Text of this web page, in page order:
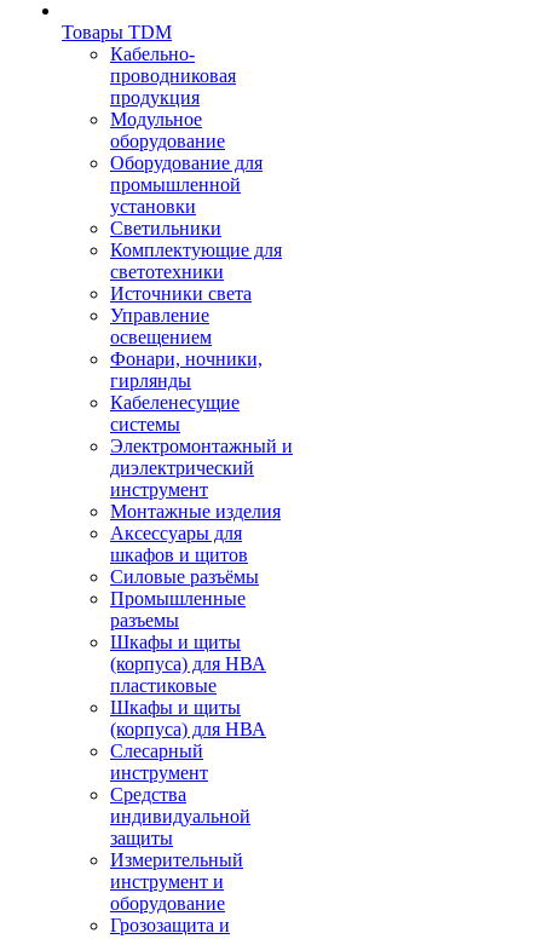
Товары TDM
Кабельно-
проводниковая
продукция
Модульное
оборудование
Оборудование для
промышленной
установки
Светильники
Комплектующие для
светотехники
Источники света
Управление
освещением
Фонари, ночники,
гирлянды
Кабеленесущие
системы
Электромонтажный и
диэлектрический
инструмент
Монтажные изделия
Аксессуары для
шкафов и щитов
Силовые разъёмы
Промышленные
разъемы
Шкафы и щиты
(корпуса) для НВА
пластиковые
Шкафы и щиты
(корпуса) для НВА
Слесарный
инструмент
Средства
индивидуальной
защиты
Измерительный
инструмент и
оборудование
Грозозащита и